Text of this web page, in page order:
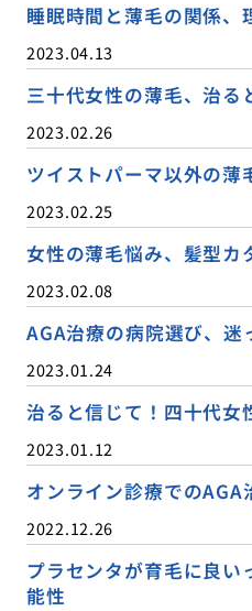
睡眠時間と薄毛の関係、
2023.04.13
三十代女性の薄毛、治る
2023.02.26
ツイストパーマ以外の薄
2023.02.25
女性の薄毛悩み、髪型カ
2023.02.08
AGA治療の病院選び、迷
2023.01.24
治ると信じて！四十代女
2023.01.12
オンライン診療でのAGA
2022.12.26
プラセンタが育毛に良い
能性